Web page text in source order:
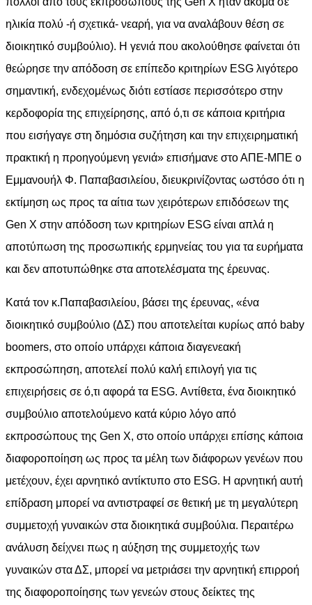
ηλικία πολύ -ή σχετικά- νεαρή, για να αναλάβουν θέση σε
διοικητικό συμβούλιο). Η γενιά που ακολούθησε φαίνεται ότι
θεώρησε την απόδοση σε επίπεδο κριτηρίων ESG λιγότερο
σημαντική, ενδεχομένως διότι εστίασε περισσότερο στην
κερδοφορία της επιχείρησης, από ό,τι σε κάποια κριτήρια
που εισήγαγε στη δημόσια συζήτηση και την επιχειρηματική
πρακτική η προηγούμενη γενιά» επισήμανε στο ΑΠΕ-ΜΠΕ ο
Εμμανουήλ Φ. Παπαβασιλείου, διευκρινίζοντας ωστόσο ότι η
εκτίμηση ως προς τα αίτια των χειρότερων επιδόσεων της
Gen Χ στην απόδοση των κριτηρίων ESG είναι απλά η
αποτύπωση της προσωπικής ερμηνείας του για τα ευρήματα
και δεν αποτυπώθηκε στα αποτελέσματα της έρευνας.
Κατά τον κ.Παπαβασιλείου, βάσει της έρευνας, «ένα
διοικητικό συμβούλιο (ΔΣ) που αποτελείται κυρίως από baby
boomers, στο οποίο υπάρχει κάποια διαγενεακή
εκπροσώπηση, αποτελεί πολύ καλή επιλογή για τις
επιχειρήσεις σε ό,τι αφορά τα ESG. Αντίθετα, ένα διοικητικό
συμβούλιο αποτελούμενο κατά κύριο λόγο από
εκπροσώπους της Gen X, στο οποίο υπάρχει επίσης κάποια
διαφοροποίηση ως προς τα μέλη των διάφορων γενέων που
μετέχουν, έχει αρνητικό αντίκτυπο στο ESG. Η αρνητική αυτή
επίδραση μπορεί να αντιστραφεί σε θετική με τη μεγαλύτερη
συμμετοχή γυναικών στα διοικητικά συμβούλια. Περαιτέρω
ανάλυση δείχνει πως η αύξηση της συμμετοχής των
γυναικών στα ΔΣ, μπορεί να μετριάσει την αρνητική επιρροή
της διαφοροποίησης των γενεών στους δείκτες της